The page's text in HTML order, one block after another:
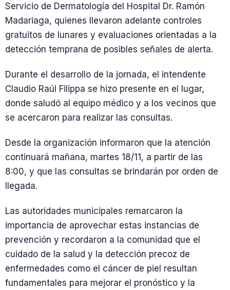
Servicio de Dermatología del Hospital Dr. Ramón
Madariaga, quienes llevaron adelante controles
gratuitos de lunares y evaluaciones orientadas a la
detección temprana de posibles señales de alerta.
Durante el desarrollo de la jornada, el intendente
Claudio Raúl Filippa se hizo presente en el lugar,
donde saludó al equipo médico y a los vecinos que
se acercaron para realizar las consultas.
Desde la organización informaron que la atención
continuará mañana, martes 18/11, a partir de las
8:00, y que las consultas se brindarán por orden de
llegada.
Las autoridades municipales remarcaron la
importancia de aprovechar estas instancias de
prevención y recordaron a la comunidad que el
cuidado de la salud y la detección precoz de
enfermedades como el cáncer de piel resultan
fundamentales para mejorar el pronóstico y la